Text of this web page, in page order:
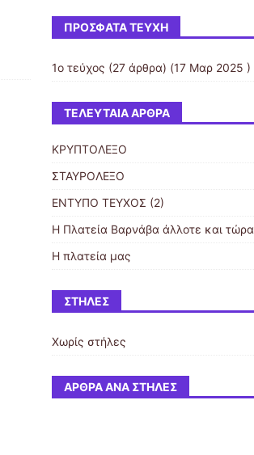
ΠΡΌΣΦΑΤΑ ΤΕΎΧΗ
1ο τεύχος (27 άρθρα) (17 Μαρ 2025 )
ΤΕΛΕΥΤΑΊΑ ΆΡΘΡΑ
ΚΡΥΠΤΟΛΕΞΟ
ΣΤΑΥΡΟΛΕΞΟ
ΕΝΤΥΠΟ ΤΕΥΧΟΣ (2)
Η Πλατεία Βαρνάβα άλλοτε και τώρα
Η πλατεία μας
ΣΤΉΛΕΣ
Χωρίς στήλες
ΆΡΘΡΑ ΑΝΆ ΣΤΉΛΕΣ